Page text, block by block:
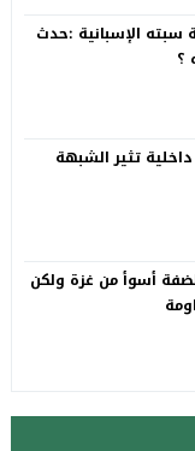
الإسبانية :حدث
؟
تثير الشبهة
أسوأ من غزة ولكن